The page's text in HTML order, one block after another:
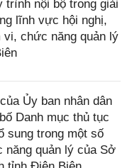
trình nội bộ trong giải
lĩnh vực hội nghị,
vi, chức năng quản lý
Ủy ban nhân dân
Danh mục thủ tục
sung trong một số
quản lý của Sở